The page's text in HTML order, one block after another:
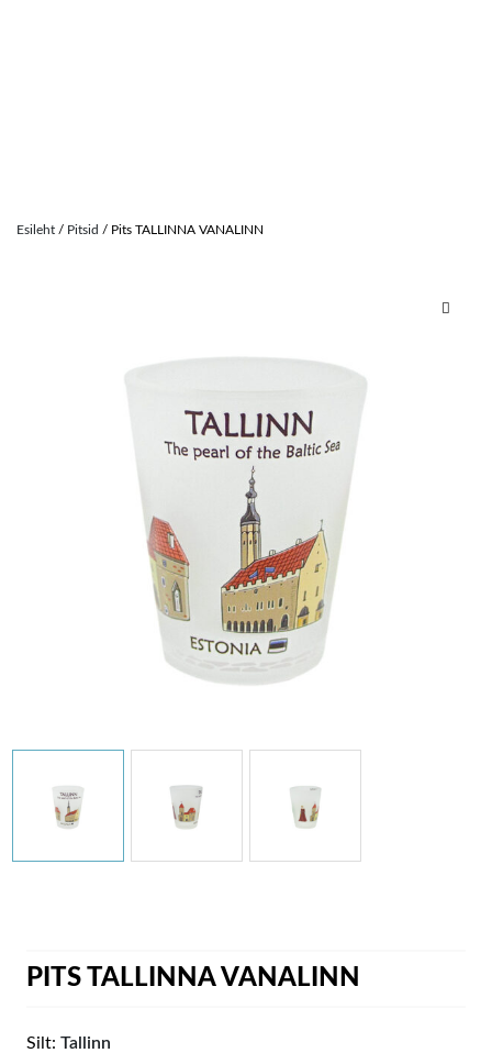
Esileht / Pitsid / Pits TALLINNA VANALINN
PITS TALLINNA VANALINN
Silt: Tallinn